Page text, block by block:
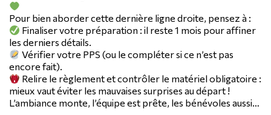
Pour bien aborder cette dernière ligne droite, pensez à :
Finaliser votre préparation : il reste 1 mois pour affiner
les derniers détails.
Vérifier votre PPS (ou le compléter si ce n’est pas
encore fait).
Relire le règlement et contrôler le matériel obligatoire :
mieux vaut éviter les mauvaises surprises au départ !
L’ambiance monte, l’équipe est prête, les bénévoles aussi…